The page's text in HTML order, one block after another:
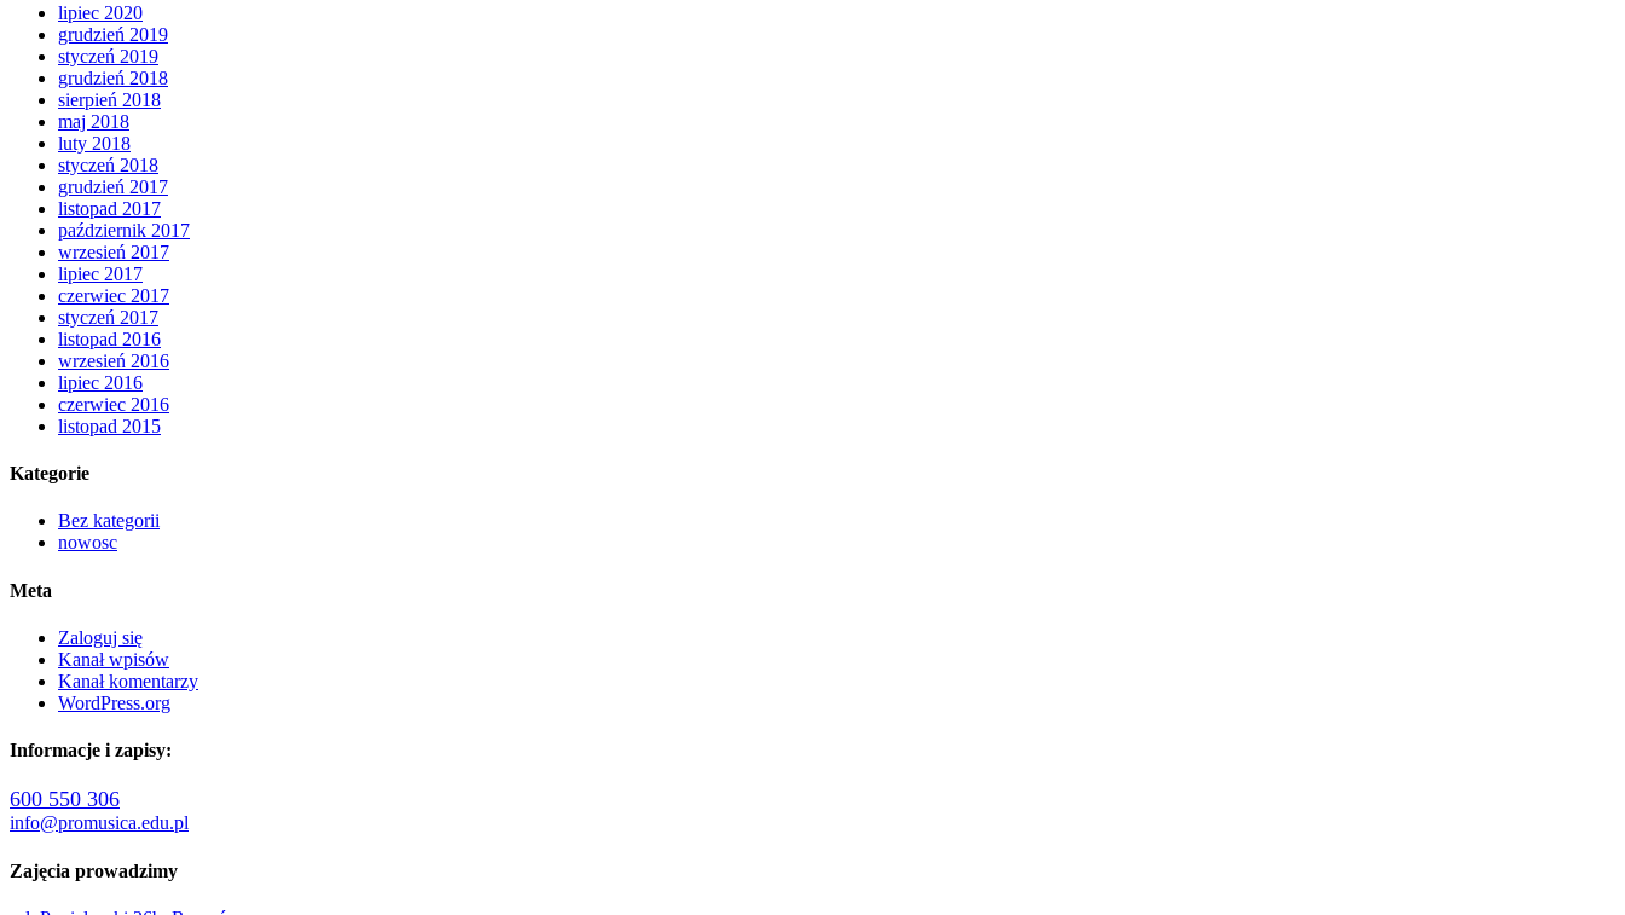
lipiec 2020
grudzień 2019
styczeń 2019
grudzień 2018
sierpień 2018
maj 2018
luty 2018
styczeń 2018
grudzień 2017
listopad 2017
październik 2017
wrzesień 2017
lipiec 2017
czerwiec 2017
styczeń 2017
listopad 2016
wrzesień 2016
lipiec 2016
czerwiec 2016
listopad 2015
Kategorie
Bez kategorii
nowosc
Meta
Zaloguj się
Kanał wpisów
Kanał komentarzy
WordPress.org
Informacje i zapisy:
600 550 306
info@promusica.edu.pl
Zajęcia prowadzimy